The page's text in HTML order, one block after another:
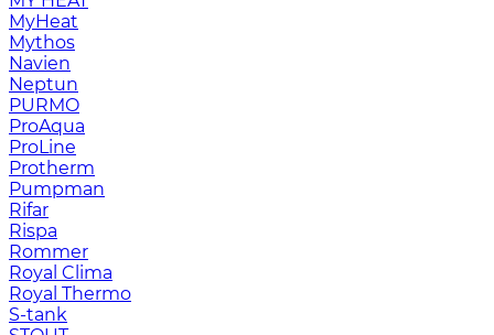
MyHeat
Mythos
Navien
Neptun
PURMO
ProAqua
ProLine
Protherm
Pumpman
Rifar
Rispa
Rommer
Royal Clima
Royal Thermo
S-tank